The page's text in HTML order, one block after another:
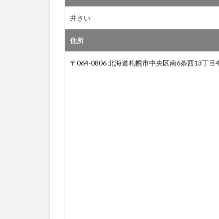
井さい
住所
〒064-0806 北海道札幌市中央区南6条西13丁目